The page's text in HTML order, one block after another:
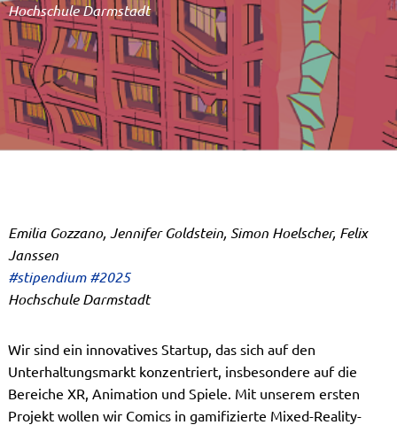
Hochschule Darmstadt
Emilia Gozzano, Jennifer Goldstein, Simon Hoelscher, Felix
Janssen
#stipendium #2025
Hochschule Darmstadt
Wir sind ein innovatives Startup, das sich auf den
Unterhaltungsmarkt konzentriert, insbesondere auf die
Bereiche XR, Animation und Spiele. Mit unserem ersten
Projekt wollen wir Comics in gamifizierte Mixed-Reality-